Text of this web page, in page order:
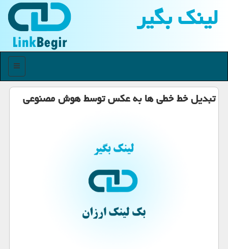
لینك بگیر
منو
تبدیل خط خطی ها به عكس توسط هوش مصنوعی